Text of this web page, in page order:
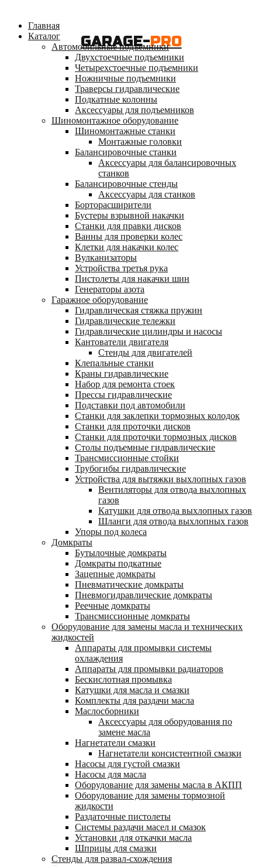
GARAGE-PRO
Главная
Каталог
Автомобильные подъемники
Двухстоечные подъемники
Четырехстоечные подъемники
Ножничные подъемники
Траверсы гидравлические
Подкатные колонны
Аксессуары для подъемников
Шиномонтажное оборудование
Шиномонтажные станки
Монтажные головки
Балансировочные станки
Аксессуары для балансировочных
станков
Балансировочные стенды
Аксессуары для станков
Борторасширители
Бустеры взрывной накачки
Станки для правки дисков
Ванны для проверки колес
Клетки для накачки колес
Вулканизаторы
Устройства третья рука
Пистолеты для накачки шин
Генераторы азота
Гаражное оборудование
Гидравлическая стяжка пружин
Гидравлические тележки
Гидравлические цилиндры и насосы
Кантователи двигателя
Стенды для двигателей
Клепальные станки
Краны гидравлические
Набор для ремонта стоек
Прессы гидравлические
Подставки под автомобили
Станки для заклепки тормозных колодок
Станки для проточки дисков
Станки для проточки тормозных дисков
Столы подъемные гидравлические
Трансмиссионные стойки
Трубогибы гидравлические
Устройства для вытяжки выхлопных газов
Вентиляторы для отвода выхлопных
газов
Катушки для отвода выхлопных газов
Шланги для отвода выхлопных газов
Упоры под колеса
Домкраты
Бутылочные домкраты
Домкраты подкатные
Зацепные домкраты
Пневматические домкраты
Пневмогидравлические домкраты
Реечные домкраты
Трансмиссионные домкраты
Оборудование для замены масла и технических
жидкостей
Аппараты для промывки системы
охлаждения
Аппараты для промывки радиаторов
Бескислотная промывка
Катушки для масла и смазки
Комплекты для раздачи масла
Маслосборники
Аксессуары для оборудования по
замене масла
Нагнетатели смазки
Нагнетатели консистентной смазки
Насосы для густой смазки
Насосы для масла
Оборудование для замены масла в АКПП
Оборудование для замены тормозной
жидкости
Раздаточные пистолеты
Системы раздачи масел и смазок
Установки для откачки масла
Шприцы для смазки
Стенды для развал-схождения